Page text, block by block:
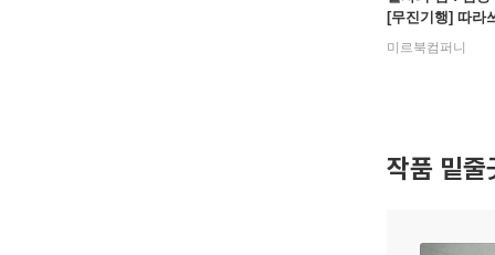
[무진기행] 따라
미르북컴퍼니
작품 밑줄